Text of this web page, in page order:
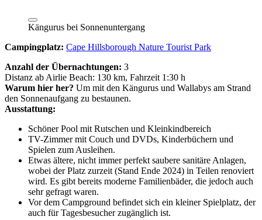
Kängurus bei Sonnenuntergang
Campingplatz: Cape Hillsborough Nature Tourist Park
Anzahl der Übernachtungen: 3
Distanz ab Airlie Beach: 130 km, Fahrzeit 1:30 h
Warum hier her? Um mit den Kängurus und Wallabys am Strand
den Sonnenaufgang zu bestaunen.
Ausstattung:
Schöner Pool mit Rutschen und Kleinkindbereich
TV-Zimmer mit Couch und DVDs, Kinderbüchern und
Spielen zum Ausleihen.
Etwas ältere, nicht immer perfekt saubere sanitäre Anlagen,
wobei der Platz zurzeit (Stand Ende 2024) in Teilen renoviert
wird. Es gibt bereits moderne Familienbäder, die jedoch auch
sehr gefragt waren.
Vor dem Campground befindet sich ein kleiner Spielplatz, der
auch für Tagesbesucher zugänglich ist.